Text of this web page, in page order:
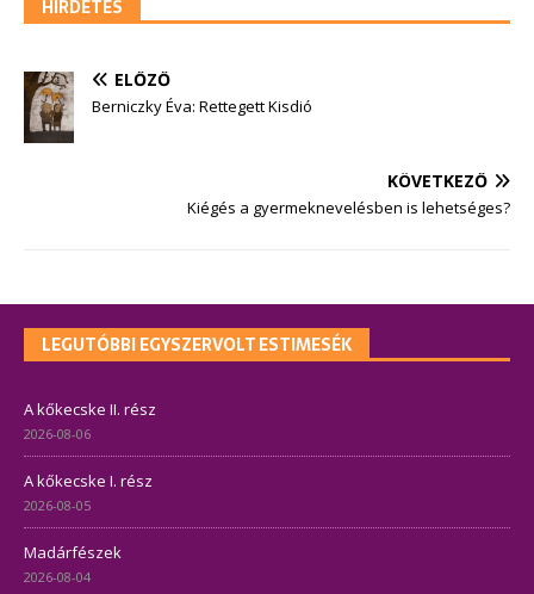
HIRDETÉS
ELŐZŐ
Berniczky Éva: Rettegett Kisdió
KÖVETKEZŐ
Kiégés a gyermeknevelésben is lehetséges?
LEGUTÓBBI EGYSZERVOLT ESTIMESÉK
A kőkecske II. rész
2026-08-06
A kőkecske I. rész
2026-08-05
Madárfészek
2026-08-04